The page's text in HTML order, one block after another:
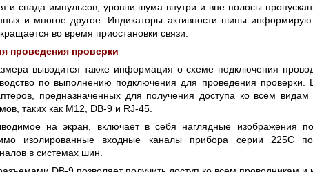
и спада импульсов, уровни шума внутри и вне полосы
и многое другое. Индикаторы активности шины
во время приостановки связи.
проведения проверки
выводится также информация о схеме подключения
по выполнению подключения для проведения
предназначенных для получения доступа ко всем видам
таких как M12, DB-9 и RJ-45.
на экран, включает в себя наглядные изображения
изолированные входные каналы прибора серии 225C
в системах шин.